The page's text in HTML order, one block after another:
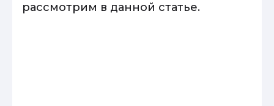
рассмотрим в данной статье.